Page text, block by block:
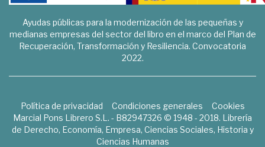
Ayudas públicas para la modernización de las pequeñas y
medianas empresas del sector del libro en el marco del Plan de
Recuperación, Transformación y Resiliencia. Convocatoria
2022.
Política de privacidad Condiciones generales
Cookies
Marcial Pons Librero S.L. - B82947326 © 1948 - 2018. Librería
de Derecho, Economía, Empresa, Ciencias Sociales, Historia y
Ciencias Humanas